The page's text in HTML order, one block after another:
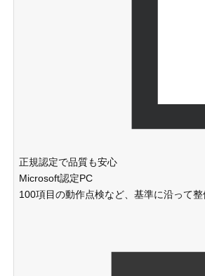
正規認定で品質も安心
Microsoft認定PC
100項目の動作点検など、基準に沿って